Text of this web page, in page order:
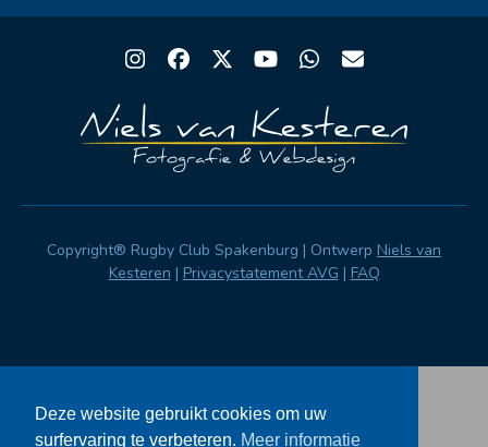
Instagram
Facebook
TwitterYouTubeWhatsapp
Email
Copyright® Rugby Club Spakenburg | Ontwerp Niels van
Kesteren | Privacystatement AVG | FAQ
Deze website gebruikt cookies om uw
surfervaring te verbeteren. Meer informatie